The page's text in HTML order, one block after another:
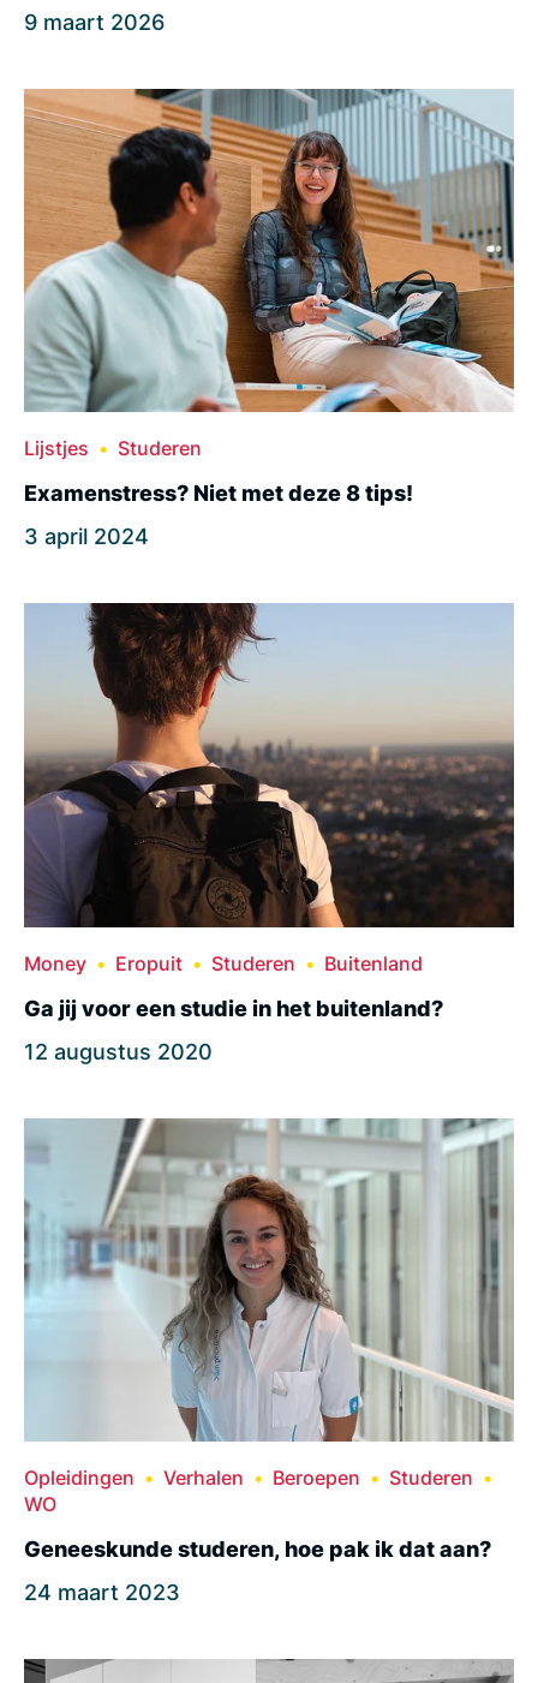
9 maart 2026
Lijstjes Studeren
Examenstress? Niet met deze 8 tips!
3 april 2024
Money Eropuit Studeren Buitenland
Ga jij voor een studie in het buitenland?
12 augustus 2020
Opleidingen Verhalen Beroepen
Studeren
WO
Geneeskunde studeren, hoe pak ik dat aan?
24 maart 2023